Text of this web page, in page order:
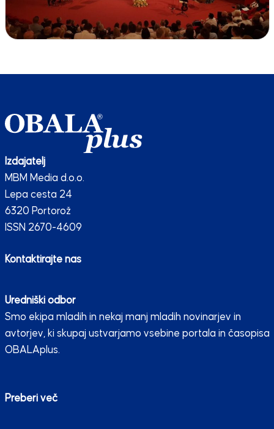
Izdajatelj
MBM Media d.o.o.
Lepa cesta 24
6320 Portorož
ISSN 2670-4609
Kontaktirajte nas
Uredniški odbor
Smo ekipa mladih in nekaj manj mladih novinarjev in
avtorjev, ki skupaj ustvarjamo vsebine portala in časopisa
OBALAplus.
Preberi več